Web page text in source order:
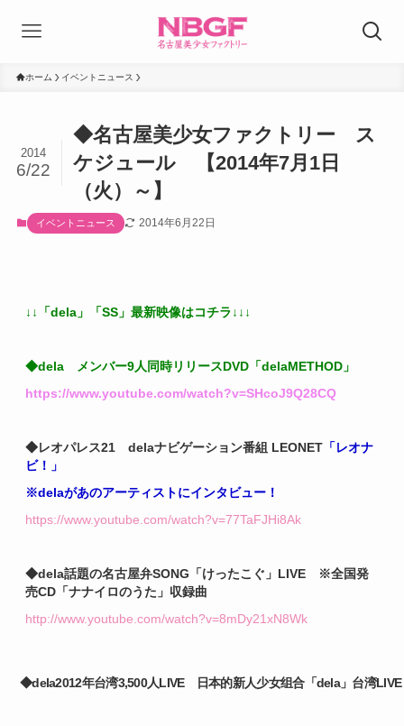
ホーム イベントニュース
◆名古屋美少女ファクトリー ス
ケジュール 【2014年7月1日
（火）～】
2014
6/22
イベントニュース 2014年6月22日
↓↓「dela」「SS」最新映像はコチラ↓↓↓
◆dela メンバー9人同時リリースDVD「delaMETHOD」
https://www.youtube.com/watch?v=SHcoJ9Q28CQ
◆レオパレス21 delaナビゲーション番組 LEONET「レオナ
ビ！」
※delaがあのアーティストにインタビュー！
https://www.youtube.com/watch?v=77TaFJHi8Ak
◆dela話題の名古屋弁SONG 「けったこぐ」LIVE ※全国発
売CD「ナナイロのうた」収録曲
http://www.youtube.com/watch?v=8mDy21xN8Wk
◆dela2012年台湾3,500人LIVE 日本的新人少女组合「dela」台湾LIVE